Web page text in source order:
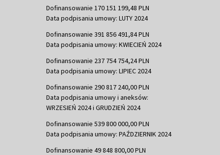
Dofinansowanie 170 151 199,48 PLN
Data podpisania umowy: LUTY 2024
Dofinansowanie 391 856 491,84 PLN
Data podpisania umowy: KWIECIEŃ 2024
Dofinansowanie 237 754 754,24 PLN
Data podpisania umowy: LIPIEC 2024
Dofinansowanie 290 817 240,00 PLN
Data podpisania umowy i aneksów:
WRZESIEŃ 2024 i GRUDZIEŃ 2024
Dofinansowanie 539 800 000,00 PLN
Data podpisania umowy: PAŹDZIERNIK 2024
Dofinansowanie 49 848 800,00 PLN